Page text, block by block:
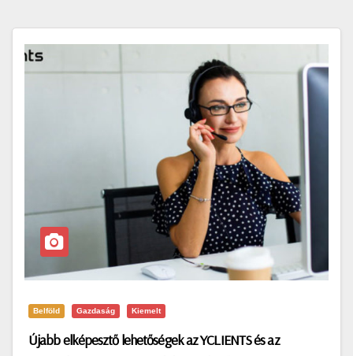
Belföld Gazdaság Kiemelt
Újabb elképesztő lehetőségek az YCLIENTS és az